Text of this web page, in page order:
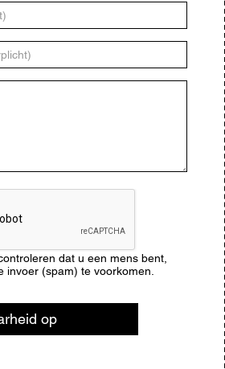
dat u een mens bent,
invoer (spam) te voorkomen.
op